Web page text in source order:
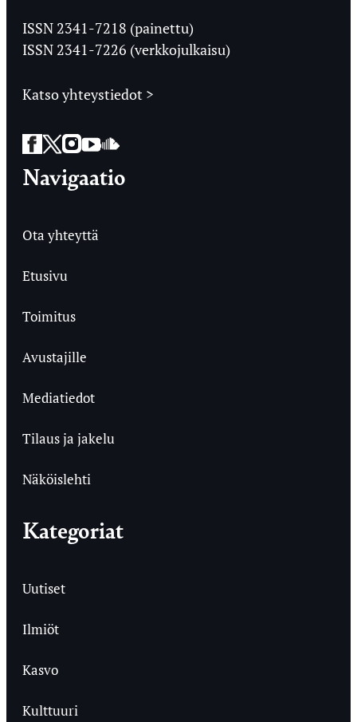
Ylioppilaslehti
ISSN 2341-7218 (painettu)
ISSN 2341-7226 (verkkojulkaisu)
Katso yhteystiedot >
Facebook
Twitter
Instagram
YouTube
SoundCloud
Navigaatio
Ota yhteyttä
Etusivu
Toimitus
Avustajille
Mediatiedot
Tilaus ja jakelu
Näköislehti
Kategoriat
Uutiset
Ilmiöt
Kasvo
Kulttuuri